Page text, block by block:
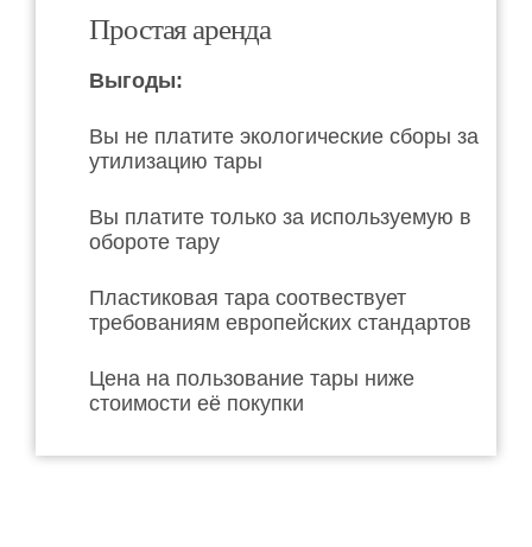
Простая аренда
Выгоды:
Вы не платите экологические сборы за
утилизацию тары
Вы платите только за используемую в
обороте тару
Пластиковая тара соотвествует
требованиям европейских стандартов
Цена на пользование тары ниже
стоимости её покупки